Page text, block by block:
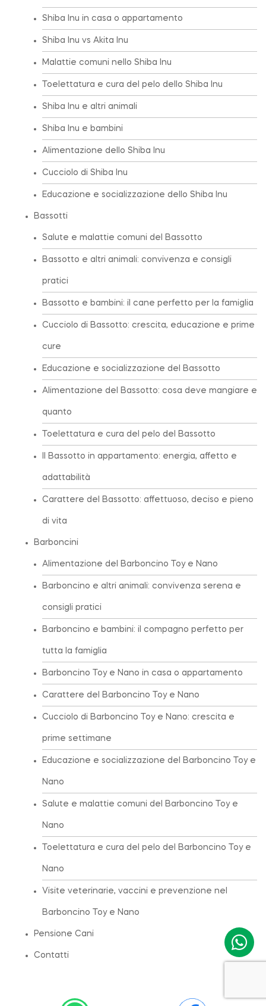
Shiba Inu in casa o appartamento
Shiba Inu vs Akita Inu
Malattie comuni nello Shiba Inu
Toelettatura e cura del pelo dello Shiba Inu
Shiba Inu e altri animali
Shiba Inu e bambini
Alimentazione dello Shiba Inu
Cucciolo di Shiba Inu
Educazione e socializzazione dello Shiba Inu
Bassotti
Salute e malattie comuni del Bassotto
Bassotto e altri animali: convivenza e consigli
pratici
Bassotto e bambini: il cane perfetto per la famiglia
Cucciolo di Bassotto: crescita, educazione e prime
cure
Educazione e socializzazione del Bassotto
Alimentazione del Bassotto: cosa deve mangiare e
quanto
Toelettatura e cura del pelo del Bassotto
Il Bassotto in appartamento: energia, affetto e
adattabilità
Carattere del Bassotto: affettuoso, deciso e pieno
di vita
Barboncini
Alimentazione del Barboncino Toy e Nano
Barboncino e altri animali: convivenza serena e
consigli pratici
Barboncino e bambini: il compagno perfetto per
tutta la famiglia
Barboncino Toy e Nano in casa o appartamento
Carattere del Barboncino Toy e Nano
Cucciolo di Barboncino Toy e Nano: crescita e
prime settimane
Educazione e socializzazione del Barboncino Toy e
Nano
Salute e malattie comuni del Barboncino Toy e
Nano
Toelettatura e cura del pelo del Barboncino Toy e
Nano
Visite veterinarie, vaccini e prevenzione nel
Barboncino Toy e Nano
Pensione Cani
Contatti